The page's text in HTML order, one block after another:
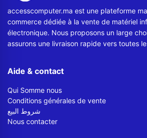
accesscomputer.ma est une plateforme
commerce dédiée à la vente de matériel
électronique. Nous proposons un large
assurons une livraison rapide vers toutes
Aide & contact
Qui Somme nous
Conditions générales de vente
شروط البيع
Nous contacter